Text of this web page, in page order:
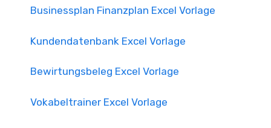
Businessplan Finanzplan Excel Vorlage
Kundendatenbank Excel Vorlage
Bewirtungsbeleg Excel Vorlage
Vokabeltrainer Excel Vorlage